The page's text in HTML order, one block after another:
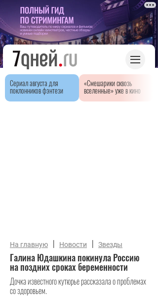
Сериал августа для
поклонников фэнтези
«Смешарики сквозь
вселенные» уже в кино
На главную | Новости | Звезды
Галина Юдашкина покинула Россию
на поздних сроках беременности
Дочка известного кутюрье рассказала о проблемах
со здоровьем.